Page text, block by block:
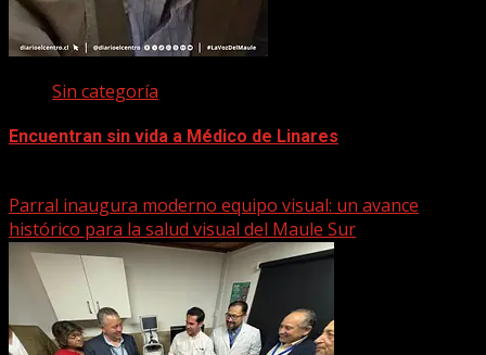
Sin categoría
Encuentran sin vida a Médico de Linares
Parral inaugura moderno equipo visual: un avance
histórico para la salud visual del Maule Sur